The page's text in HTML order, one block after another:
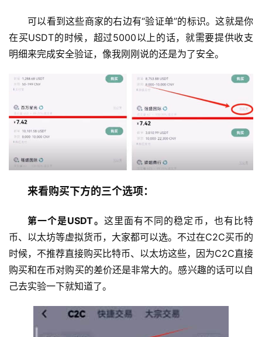
可以看到这些商家的右边有“验证单”的标识。这就是你
在买USDT的时候，超过5000以上的话，就需要提供收支
明细来完成安全验证，像我刚刚说的还是为了安全。
来看购买下方的三个选项：
第一个是USDT。 这里面有不同的稳定币，也有比特
币、以太坊等虚拟货币，大家都可以选。不过在C2C买币的
时候，不推荐直接购买比特币、以太坊这些，因为C2C直接
购买和在币对购买的差价还是非常大的。感兴趣的话可以自
己去实验一下就知道了。